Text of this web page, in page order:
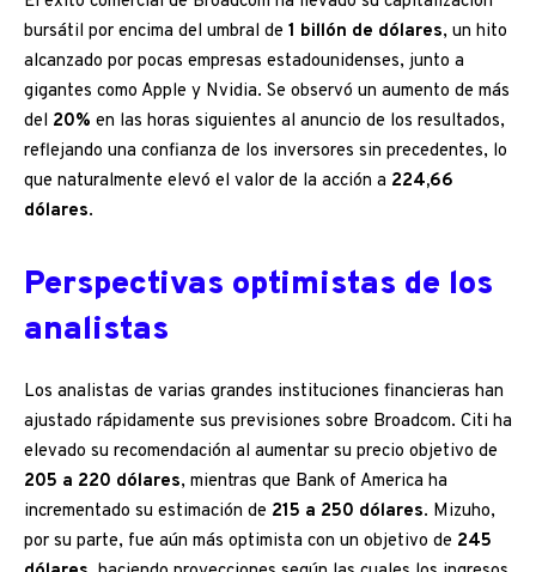
bursátil por encima del umbral de 1 billón de dólares, un hito
alcanzado por pocas empresas estadounidenses, junto a
gigantes como Apple y Nvidia. Se observó un aumento de más
del 20% en las horas siguientes al anuncio de los resultados,
reflejando una confianza de los inversores sin precedentes, lo
que naturalmente elevó el valor de la acción a 224,66
dólares.
Perspectivas optimistas de los
analistas
Los analistas de varias grandes instituciones financieras han
ajustado rápidamente sus previsiones sobre Broadcom. Citi ha
elevado su recomendación al aumentar su precio objetivo de
205 a 220 dólares, mientras que Bank of America ha
incrementado su estimación de 215 a 250 dólares. Mizuho,
por su parte, fue aún más optimista con un objetivo de 245